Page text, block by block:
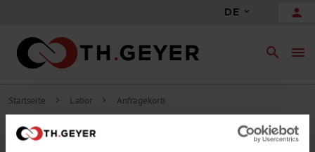
DE person
search menu
Startseite chevron_right Labor chevron_right Anfragekorb
INHALT ANFRAGEKORB